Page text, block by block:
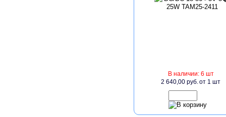
В наличии: 6 шт
2 640,00 руб.от 1 шт